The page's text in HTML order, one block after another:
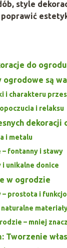
style
do
ogrodowe są
i charakteru
i relaksu
dekoracji
i metalu
fontanny i stawy
i unikalne donice
w ogrodzie
– prostota i
– mniej
Tworzenie